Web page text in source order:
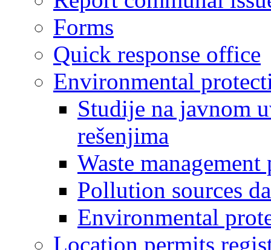
Forms
Quick response office
Environmental
Studije na javnom
rešenjima
Waste management
Pollution sources
Environmental
Location permits